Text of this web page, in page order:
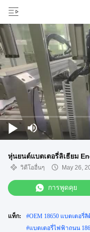
หุ่นยนต์แบตเตอรี่ลิเธียม
วิดีโออื่นๆ May 26,
การพูดคุย
แท็ก: #OEM 18650 แบตเตอรี่
#แบตเตอรี่ไฟฟ้าถนน